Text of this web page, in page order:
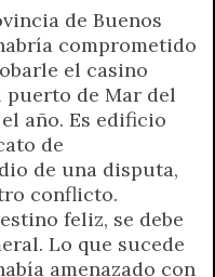
l
y
de Buenos
comprometido
el casino
de Mar del
año. Es edificio
de
de una disputa,
conflicto.
feliz, se debe
Lo que sucede
amenazado con